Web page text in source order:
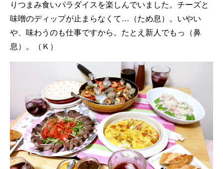
りつまみ食いパラダイスを楽しんでいました。チーズと
味噌のディップが止まらなくて…（ため息）。いやい
や、味わうのも仕事ですから。たとえ新人でもっ（鼻
息）。（Ｋ）